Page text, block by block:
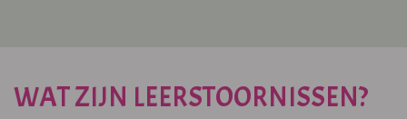
WAT ZIJN LEERSTOORNISSEN?